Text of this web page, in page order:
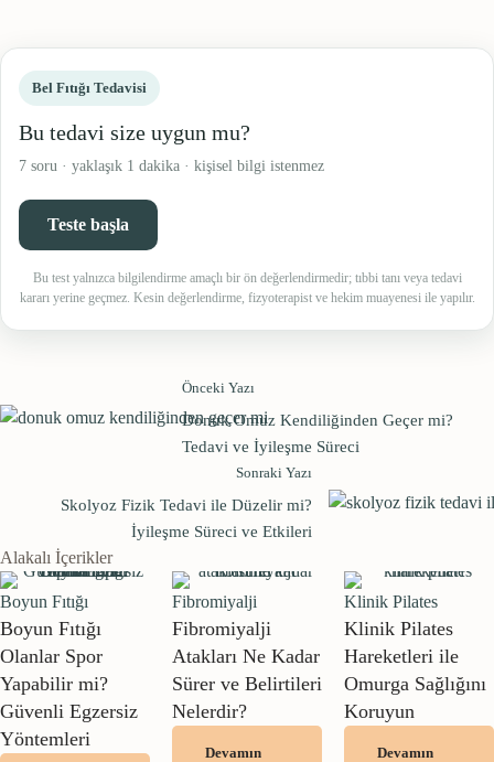
Bel Fıtığı Tedavisi
Bu tedavi size uygun mu?
7 soru · yaklaşık 1 dakika · kişisel bilgi istenmez
Teste başla
Bu test yalnızca bilgilendirme amaçlı bir ön değerlendirmedir; tıbbi tanı veya tedavi
kararı yerine geçmez. Kesin değerlendirme, fizyoterapist ve hekim muayenesi ile yapılır.
Önceki Yazı
Donuk Omuz Kendiliğinden Geçer mi?
Tedavi ve İyileşme Süreci
Sonraki Yazı
Skolyoz Fizik Tedavi ile Düzelir mi?
İyileşme Süreci ve Etkileri
Alakalı İçerikler
Boyun Fıtığı
Boyun Fıtığı
Olanlar Spor
Yapabilir mi?
Güvenli Egzersiz
Yöntemleri
Fibromiyalji
Fibromiyalji
Atakları Ne Kadar
Sürer ve Belirtileri
Nelerdir?
Devamın
Klinik Pilates
Klinik Pilates
Hareketleri ile
Omurga Sağlığını
Koruyun
Devamın